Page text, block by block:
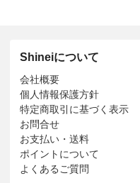
Shineiについて
会社概要
個人情報保護方針
特定商取引に基づく表示
お問合せ
お支払い・送料
ポイントについて
よくあるご質問